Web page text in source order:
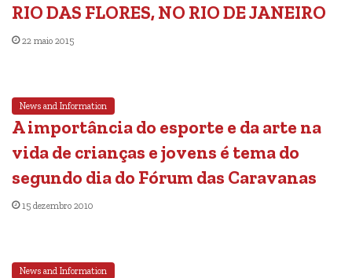
RIO DAS FLORES, NO RIO DE JANEIRO
22 maio 2015
News and Information
A importância do esporte e da arte na
vida de crianças e jovens é tema do
segundo dia do Fórum das Caravanas
15 dezembro 2010
News and Information